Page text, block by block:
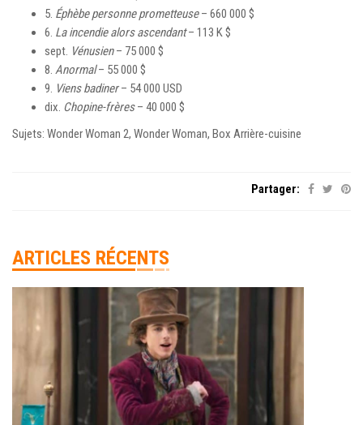
5. Éphèbe personne prometteuse– 660 000 $
6. La incendie alors ascendant– 113 K $
sept. Vénusien– 75 000 $
8. Anormal– 55 000 $
9. Viens badiner– 54 000 USD
dix. Chopine-frères– 40 000 $
Sujets: Wonder Woman 2, Wonder Woman, Box Arrière-cuisine
Partager:
ARTICLES RÉCENTS